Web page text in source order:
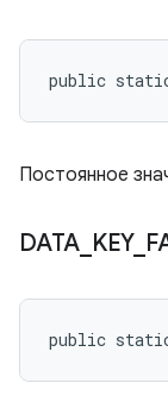
public static
Постоянное
DATA KEY_
public static